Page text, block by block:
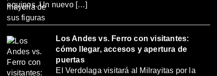
equipos. Un nuevo […]
Los Andes vs. Ferro con visitantes:
cómo llegar, accesos y apertura de
puertas
El Verdolaga visitará al Milrayitas por la